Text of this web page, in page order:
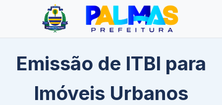
Emissão de ITBI para
Imóveis Urbanos